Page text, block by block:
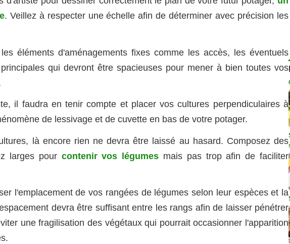
. Veillez à respecter une échelle afin de déterminer avec précision les
éléments d'aménagements fixes comme les accès, les éventuels
qui devront être spacieuses pour mener à bien toutes vos
il faudra en tenir compte et placer vos cultures perpendiculaires à
de lessivage et de cuvette en bas de votre potager.
là encore rien ne devra être laissé au hasard. Composez des
larges pour contenir vos légumes mais pas trop afin de faciliter
l'emplacement de vos rangées de légumes selon leur espèces et la
devra être suffisant entre les rangs afin de laisser pénétrer
une fragilisation des végétaux qui pourrait occasionner l'apparition